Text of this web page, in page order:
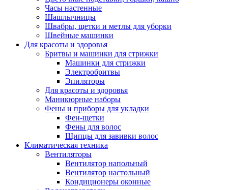
Часы настенные
Шашлычницы
Швабры, щетки и метлы для уборки
Швейные машинки
Для красоты и здоровья
Бритвы и машинки для стрижки
Машинки для стрижки
Электробритвы
Эпиляторы
Для красоты и здоровья
Маникюрные наборы
Фены и приборы для укладки
Фен-щетки
Фены для волос
Щипцы для завивки волос
Климатическая техника
Вентиляторы
Вентилятор напольный
Вентилятор настольный
Кондиционеры оконные